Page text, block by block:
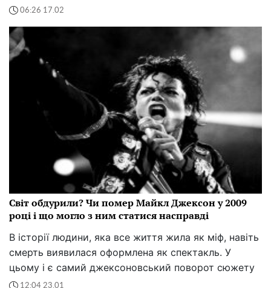
06:26 17.02
Світ обдурили? Чи помер Майкл Джексон у 2009
році і що могло з ним статися насправді
В історії людини, яка все життя жила як міф, навіть
смерть виявилася оформлена як спектакль. У
цьому і є самий джексоновський поворот сюжету
12:04 23.01